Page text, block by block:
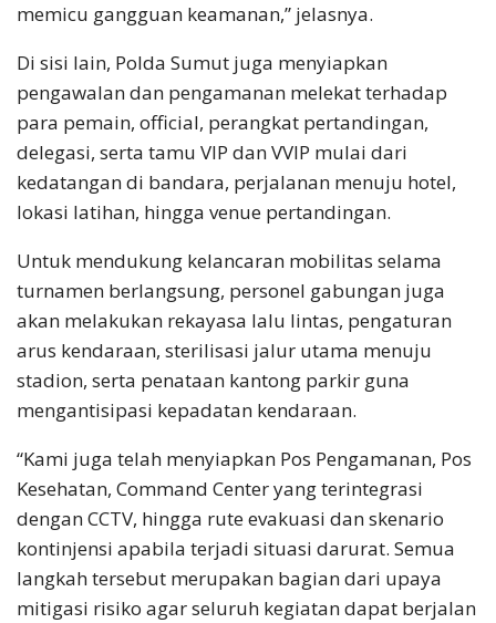
memicu gangguan keamanan,” jelasnya.
Di sisi lain, Polda Sumut juga menyiapkan
pengawalan dan pengamanan melekat terhadap
para pemain, official, perangkat pertandingan,
delegasi, serta tamu VIP dan VVIP mulai dari
kedatangan di bandara, perjalanan menuju hotel,
lokasi latihan, hingga venue pertandingan.
Untuk mendukung kelancaran mobilitas selama
turnamen berlangsung, personel gabungan juga
akan melakukan rekayasa lalu lintas, pengaturan
arus kendaraan, sterilisasi jalur utama menuju
stadion, serta penataan kantong parkir guna
mengantisipasi kepadatan kendaraan.
“Kami juga telah menyiapkan Pos Pengamanan, Pos
Kesehatan, Command Center yang terintegrasi
dengan CCTV, hingga rute evakuasi dan skenario
kontinjensi apabila terjadi situasi darurat. Semua
langkah tersebut merupakan bagian dari upaya
mitigasi risiko agar seluruh kegiatan dapat berjalan